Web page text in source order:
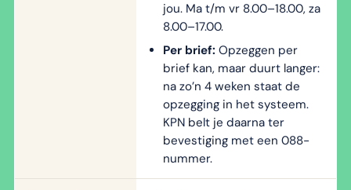
jou. Ma t/m vr 8.00–18.00, za
8.00–17.00.
Per brief: Opzeggen per
brief kan, maar duurt langer:
na zo’n 4 weken staat de
opzegging in het systeem.
KPN belt je daarna ter
bevestiging met een 088-
nummer.